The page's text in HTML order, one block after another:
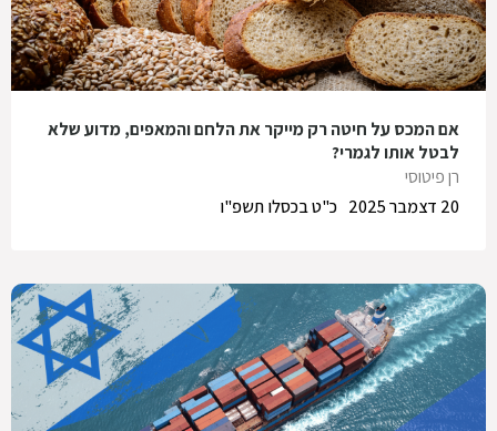
אם המכס על חיטה רק מייקר את הלחם והמאפים, מדוע שלא
לבטל אותו לגמרי?
רן פיטוסי
כ"ט בכסלו תשפ"ו
20 דצמבר 2025